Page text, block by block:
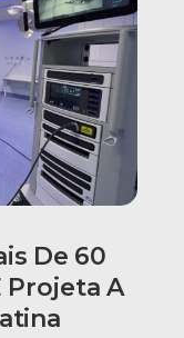
De 60
Projeta A